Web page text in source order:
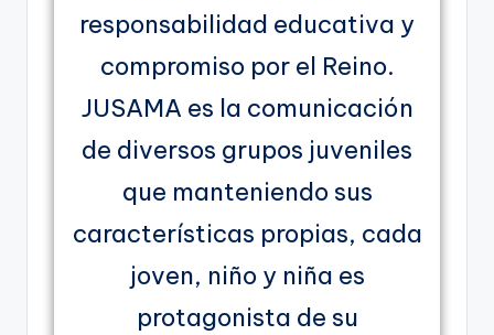
responsabilidad educativa y
compromiso por el Reino.
JUSAMA es la comunicación
de diversos grupos juveniles
que manteniendo sus
características propias, cada
joven, niño y niña es
protagonista de su